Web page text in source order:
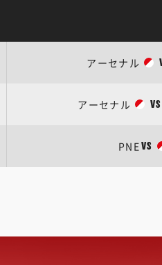
アーセナル
アーセナル VS
PNEVS